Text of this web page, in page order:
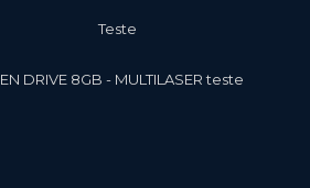
teste
PEN DRIVE 8GB - MULTILASER teste